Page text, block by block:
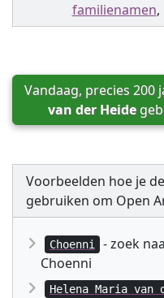
familienamen,
Vandaag, precies 200
van der Heide
Voorbeelden hoe je
gebruiken om Open
Choenni
- zoek
Choenni
Helena Maria van